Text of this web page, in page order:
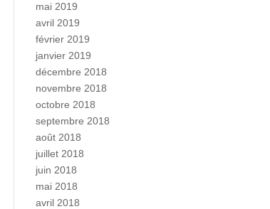
mai 2019
avril 2019
février 2019
janvier 2019
décembre 2018
novembre 2018
octobre 2018
septembre 2018
août 2018
juillet 2018
juin 2018
mai 2018
avril 2018